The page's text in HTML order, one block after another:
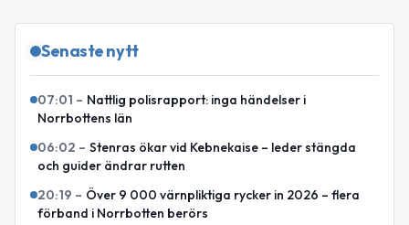
Senaste nytt
07:01 – Nattlig polisrapport: inga händelser i
Norrbottens län
06:02 – Stenras ökar vid Kebnekaise – leder stängda
och guider ändrar rutten
20:19 – Över 9 000 värnpliktiga rycker in 2026 – flera
förband i Norrbotten berörs